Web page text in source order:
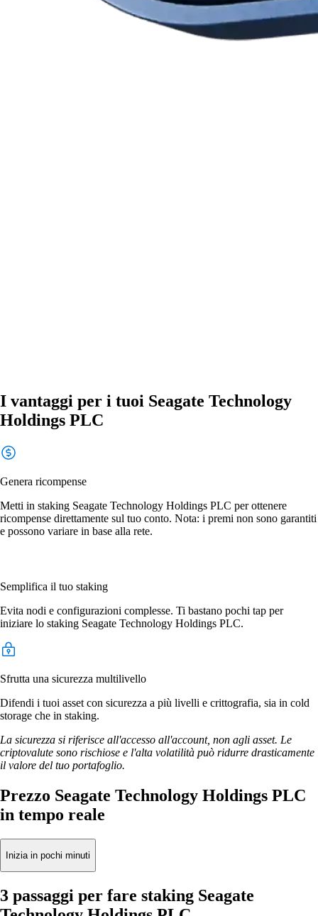
I vantaggi per i tuoi Seagate Technology
Holdings PLC
Genera ricompense
Metti in staking Seagate Technology Holdings PLC per ottenere
ricompense direttamente sul tuo conto. Nota: i premi non sono garantiti
e possono variare in base alla rete.
Semplifica il tuo staking
Evita nodi e configurazioni complesse. Ti bastano pochi tap per
iniziare lo staking Seagate Technology Holdings PLC.
Sfrutta una sicurezza multilivello
Difendi i tuoi asset con sicurezza a più livelli e crittografia, sia in cold
storage che in staking.
La sicurezza si riferisce all'accesso all'account, non agli asset. Le
criptovalute sono rischiose e l'alta volatilità può ridurre drasticamente
il valore del tuo portafoglio.
Prezzo Seagate Technology Holdings PLC
in tempo reale
Inizia in pochi minuti
3 passaggi per fare staking Seagate